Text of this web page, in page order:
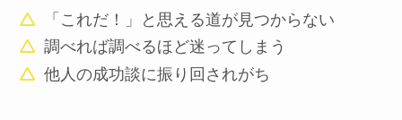
「これだ！」と思える道が見つからない
調べれば調べるほど迷ってしまう
他人の成功談に振り回されがち